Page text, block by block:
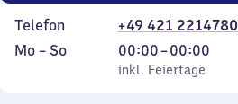
Telefon
+49 421 2214780
Montag
Mo – So,
inkl. Feiertage
00:00–00:00
Von
0
inkl. Feiertage